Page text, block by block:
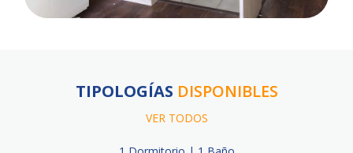
TIPOLOGÍAS DISPONIBLES
VER TODOS